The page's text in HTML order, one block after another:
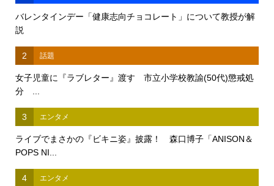
バレンタインデー「健康志向チョコレート」について教授が解
説
2 話題
女子児童に『ラブレター』渡す 市立小学校教諭(50代)懲戒処
分 ...
3 エンタメ
ライブでまさかの『ビキニ姿』披露！ 森口博子「ANISON＆
POPS NI...
4 エンタメ